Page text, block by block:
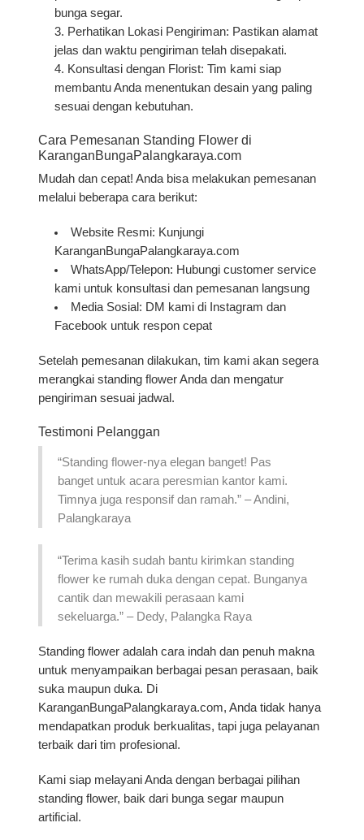
bunga segar.
Perhatikan Lokasi Pengiriman: Pastikan alamat
jelas dan waktu pengiriman telah disepakati.
Konsultasi dengan Florist: Tim kami siap
membantu Anda menentukan desain yang paling
sesuai dengan kebutuhan.
Cara Pemesanan Standing Flower di
KaranganBungaPalangkaraya.com
Mudah dan cepat! Anda bisa melakukan pemesanan
melalui beberapa cara berikut:
Website Resmi: Kunjungi
KaranganBungaPalangkaraya.com
WhatsApp/Telepon: Hubungi customer service
kami untuk konsultasi dan pemesanan langsung
Media Sosial : DM kami di Instagram dan
Facebook untuk respon cepat
Setelah pemesanan dilakukan, tim kami akan segera
merangkai standing flower Anda dan mengatur
pengiriman sesuai jadwal.
Testimoni Pelanggan
“Standing flower-nya elegan banget! Pas
banget untuk acara peresmian kantor kami.
Timnya juga responsif dan ramah.” – Andini,
Palangkaraya
“Terima kasih sudah bantu kirimkan standing
flower ke rumah duka dengan cepat. Bunganya
cantik dan mewakili perasaan kami
sekeluarga.” – Dedy, Palangka Raya
Standing flower adalah cara indah dan penuh makna
untuk menyampaikan berbagai pesan perasaan, baik
suka maupun duka. Di
KaranganBungaPalangkaraya.com, Anda tidak hanya
mendapatkan produk berkualitas, tapi juga pelayanan
terbaik dari tim profesional.
Kami siap melayani Anda dengan berbagai pilihan
standing flower, baik dari bunga segar maupun
artificial.